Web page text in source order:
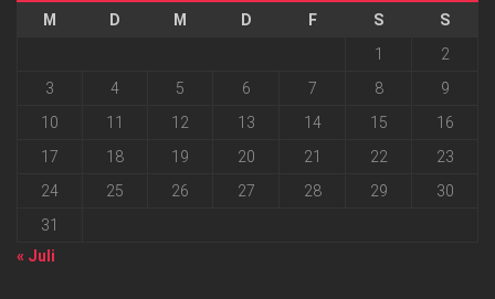
M D M D F S
S
1
2
3
4 5 6 7 8
9
10
11 12 13 14 15
16
17
18 19 20 21 22
23
24
25 26 27 28 29
30
31
« Juli